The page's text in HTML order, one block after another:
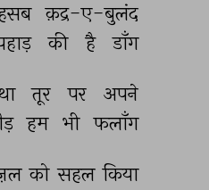
क़द्र-ए-बुलंद
की है डाँग
तूर पर
अपने
हम भी फलाँग
को सहल किया